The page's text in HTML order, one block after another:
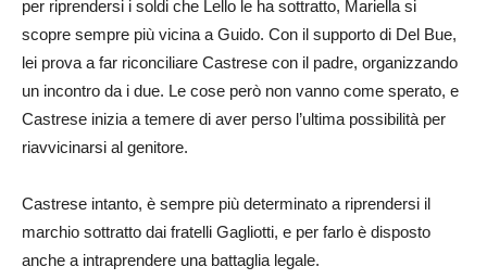
per riprendersi i soldi che Lello le ha sottratto, Mariella si
scopre sempre più vicina a Guido. Con il supporto di Del Bue,
lei prova a far riconciliare Castrese con il padre, organizzando
un incontro da i due. Le cose però non vanno come sperato, e
Castrese inizia a temere di aver perso l’ultima possibilità per
riavvicinarsi al genitore.
Castrese intanto, è sempre più determinato a riprendersi il
marchio sottratto dai fratelli Gagliotti, e per farlo è disposto
anche a intraprendere una battaglia legale.